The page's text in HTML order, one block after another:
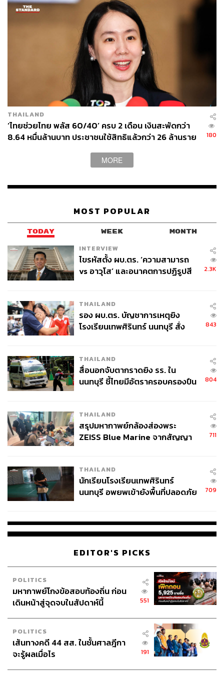
สามารถติดตาม THE STANDARD WEALTH
ผ่านแอปพลิเคชันต่างๆ ที่คุณสะดวกหรือใช้งานอยู่แล้วได้เลย
การลงทุน การเงิน
ธนาคารกรุงไทย
หุ้นกู้
60
ABOUT THE AUTHOR
ศนิชา ละครพล
THE STANDARD WEALTH Editor
THAILAND
‘ไทยช่วยไทย พลัส 60/40’ ครบ 2 เดือน เงินสะพัดกว่า
8.64 หมื่นล้านบาท ประชาชนใช้สิทธิแล้วกว่า 26 ล้านราย
180
MORE
MOST POPULAR
TODAY WEEK MONTH
INTERVIEW
ไขรหัสตั้ง ผบ.ตร. ‘ความสามารถ
vs อาวุโส’ และอนาคตการปฏิรูปสี
2.3K
THAILAND
รอง ผบ.ตร. บัญชาการเหตุยิง
โรงเรียนเทพศิรินทร์ นนทบุรี สั่ง
843
THAILAND
สื่อนอกจับตากราดยิง รร. ใน
นนทบุรี ชี้ไทยมีอัตราครอบครองปืน
804
THAILAND
สรุปมหากาพย์กล้องส่องพระ
ZEISS Blue Marine จากสัญญา
จ่ายหนี้-แอบระบุแบรนด์
711
THAILAND
นักเรียนโรงเรียนเทพศิรินทร์
นนทบุรี อพยพเข้ายังพื้นที่ปลอดภัย
709
EDITOR'S PICKS
POLITICS
มหากาพย์โกงข้อสอบท้องถิ่น ก่อน
เดินหน้าสู่จุดจบในสัปดาห์นี้
551
POLITICS
เส้นทางคดี 44 สส. ในชั้นศาลฎีกา
จะรู้ผลเมื่อไร
191